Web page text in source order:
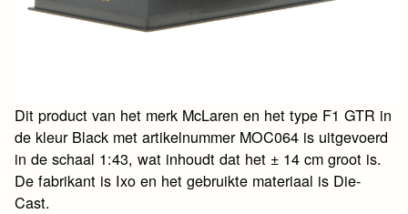
Dit product van het merk McLaren en het type F1 GTR in
de kleur Black met artikelnummer MOC064 is uitgevoerd
in de schaal 1:43, wat inhoudt dat het ± 14 cm groot is.
De fabrikant is Ixo en het gebruikte materiaal is Die-
Cast.